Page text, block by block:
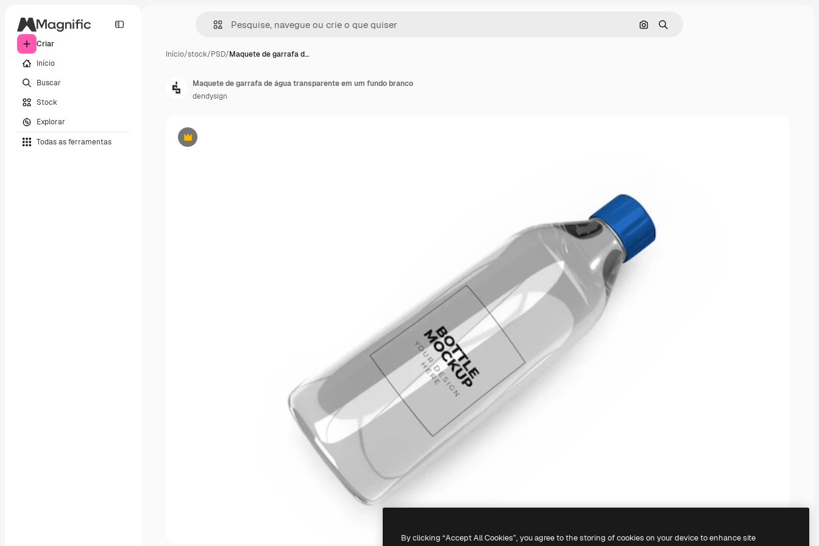
Criar
Início
Buscar
Stock
Explorar
Todas as ferramentas
Pesquisar por imagem
Buscar
Início/stock/PSD/Maquete de garrafa d…
Premium
Maquete de garrafa de água transparente em um fundo branco
dendysign
By clicking “Accept All Cookies”, you agree to the storing of cookies on your device to enhance site